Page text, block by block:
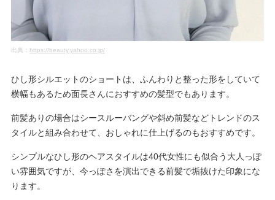
出典： https://beauty.yahoo.co.jp/
ひし形シルエットのショートは、ふんわりと整った形をしていて
横幅もあるため面長さんにおすすめの髪型でもあります。
前髪ありの場合はシースルーバングや斜め前髪などトレンドのス
タイルと組み合わせて、おしゃれに仕上げるのもおすすめです。
シンプルなひし形のヘアスタイルは40代女性にも似合う大人っぽ
い雰囲気ですが、今っぽさを演出できる前髪で垢抜けた印象にな
ります。